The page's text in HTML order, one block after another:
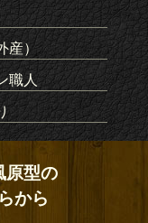
産）
職人
原型の
から